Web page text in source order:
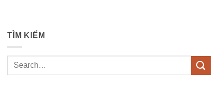
TÌM KIẾM